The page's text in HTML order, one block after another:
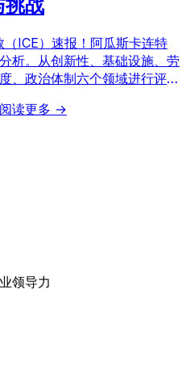
挑战
ICE）速报！阿瓜斯卡连特
析。从创新性、基础设施、劳
、政治体制六个领域进行评
阅读更多 →
领导力